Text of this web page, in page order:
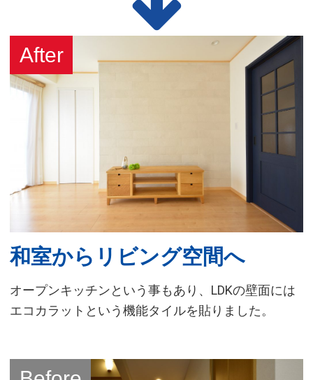
和室からリビング空間へ
オープンキッチンという事もあり、LDKの壁面には
エコカラットという機能タイルを貼りました。